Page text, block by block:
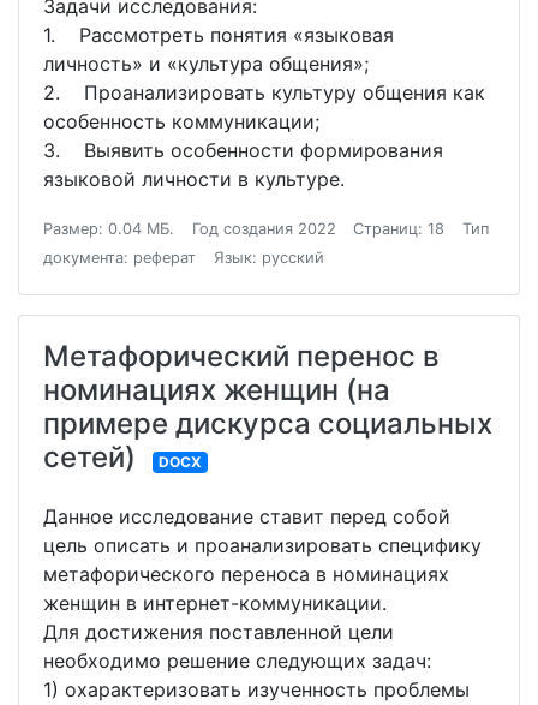
Задачи исследования:
1. Рассмотреть понятия «языковая
личность» и «культура общения»;
2. Проанализировать культуру общения как
особенность коммуникации;
3. Выявить особенности формирования
языковой личности в культуре.
Размер: 0.04 МБ. Год создания 2022 Страниц: 18
Тип
документа: реферат
Язык: русский
Метафорический перенос в
номинациях женщин (на
примере дискурса социальных
сетей)
DOCX
Данное исследование ставит перед собой
цель описать и проанализировать специфику
метафорического переноса в номинациях
женщин в интернет-коммуникации.
Для достижения поставленной цели
необходимо решение следующих задач:
1) охарактеризовать изученность проблемы